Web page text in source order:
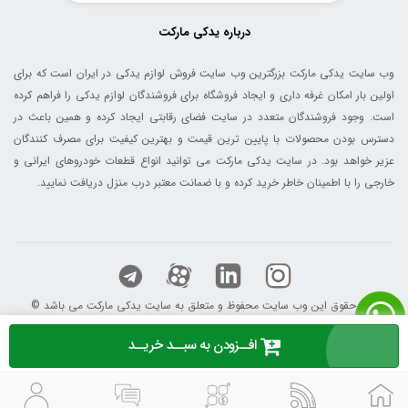
افــزودن به سبــد خریــد
درباره یدکی مارکت
وب سایت یدکی مارکت بزرگترین وب سایت فروش لوازم یدکی در ایران است که برای
اولین بار امکان غرفه داری و ایجاد فروشگاه برای فروشندگان لوازم یدکی را فراهم کرده
است. وجود فروشندگان متعدد در سایت فضای رقابتی ایجاد کرده و همین باعث در
دسترس بودن محصولات با پایین ترین قیمت و بهترین کیفیت برای مصرف کنندگان
عزیر خواهد بود. در سایت یدکی مارکت می توانید انواع قطعات خودروهای ایرانی و
خارجی را با اطمینان خاطر خرید کرده و با ضمانت معتبر درب منزل دریافت نمایید.
© کلیه حقوق این وب سایت محفوظ و متعلق به سایت یدکی مارکت می باشد